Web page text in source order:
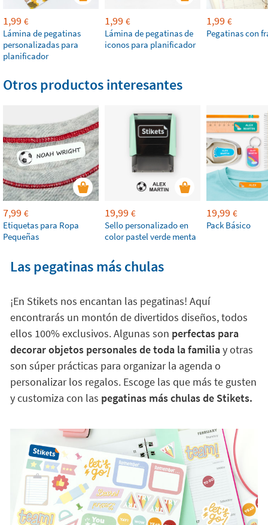
1,99 €
Lámina de pegatinas
personalizadas para
planificador
1,99 €
Lámina de pegatinas de
iconos para planificador
1,99 €
Pegatinas con
Otros productos interesantes
7,99 €
Etiquetas para Ropa
Pequeñas
19,99 €
Sello personalizado en
color pastel verde menta
19,99 €
Pack Básico
Las pegatinas más chulas
¡En Stikets nos encantan las pegatinas! Aquí
encontrarás un montón de divertidos diseños, todos
ellos 100% exclusivos. Algunas son perfectas para
decorar objetos personales de toda la familiay otras
son súper prácticas para organizar la agenda o
personalizar los regalos. Escoge las que más te gusten
y customiza con las pegatinas más chulas de Stikets.